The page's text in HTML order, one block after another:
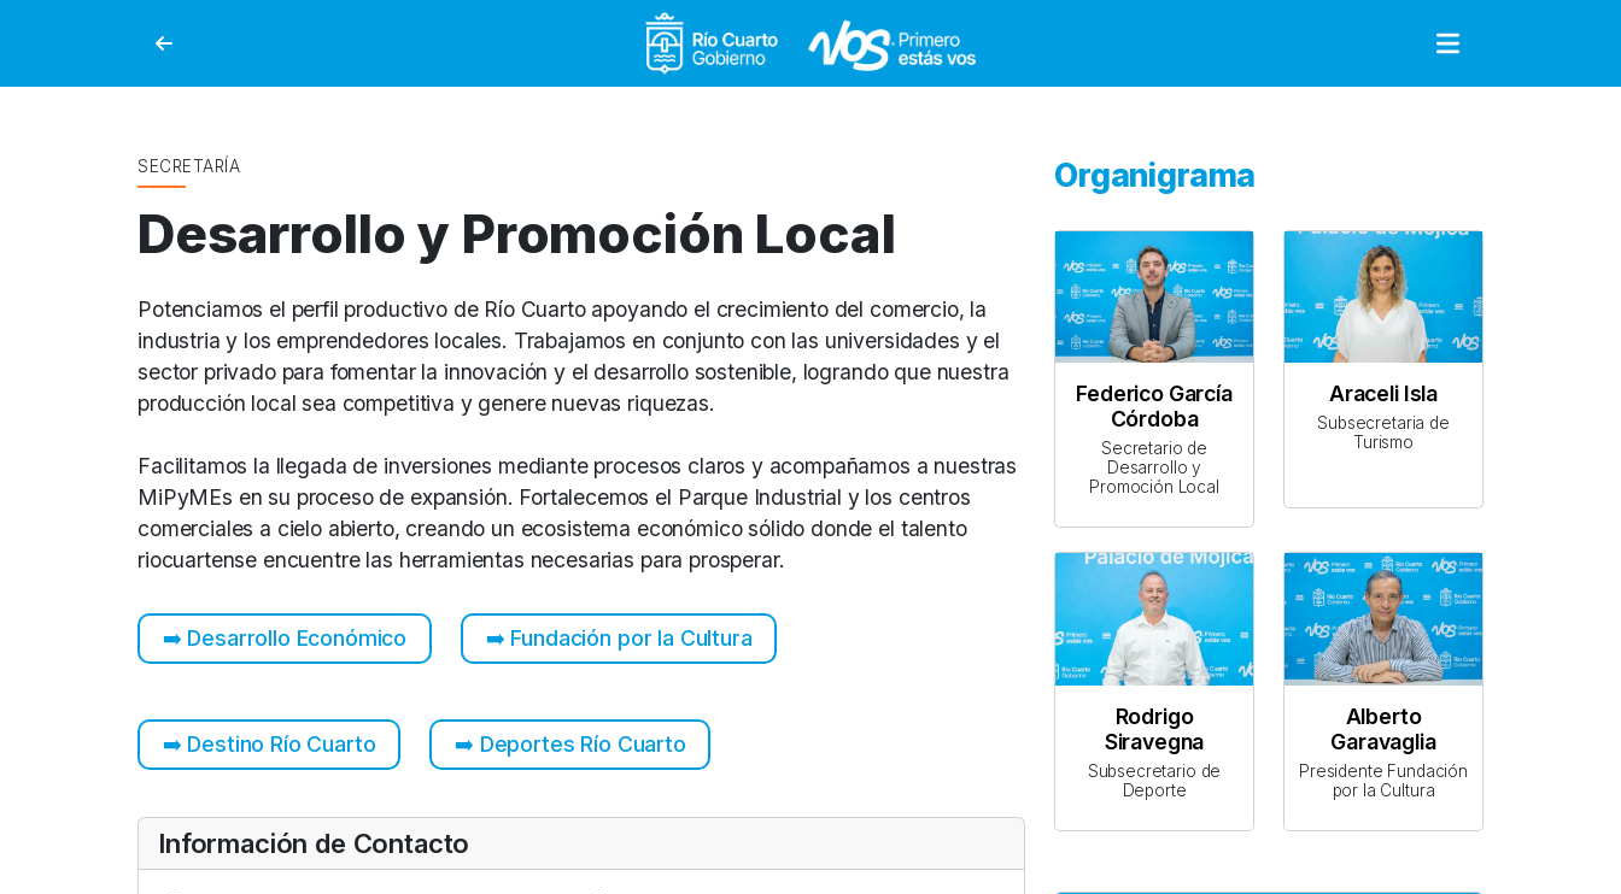
Gobierno de Río Cuarto
SECRETARÍA
Desarrollo y Promoción Local
Potenciamos el perfil productivo de Río Cuarto apoyando el crecimiento del comercio, la
industria y los emprendedores locales. Trabajamos en conjunto con las universidades y el
sector privado para fomentar la innovación y el desarrollo sostenible, logrando que nuestra
producción local sea competitiva y genere nuevas riquezas.
Facilitamos la llegada de inversiones mediante procesos claros y acompañamos a nuestras
MiPyMEs en su proceso de expansión. Fortalecemos el Parque Industrial y los centros
comerciales a cielo abierto, creando un ecosistema económico sólido donde el talento
riocuartense encuentre las herramientas necesarias para prosperar.
➡️​ Desarrollo Económico ➡️​ Fundación por la Cultura
➡️​ Destino Río Cuarto ➡️​ Deportes Río Cuarto
Información de Contacto
Organigrama
Federico García
Córdoba
Secretario de
Desarrollo y
Promoción Local
Araceli Isla
Subsecretaria de
Turismo
Rodrigo
Siravegna
Subsecretario de
Deporte
Alberto
Garavaglia
Presidente Fundación
por la Cultura